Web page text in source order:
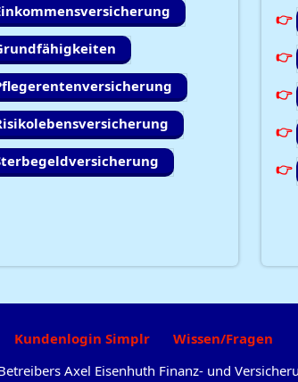
Kundenlogin Simplr
Wissen/Fragen
Axel Eisenhuth Finanz- und